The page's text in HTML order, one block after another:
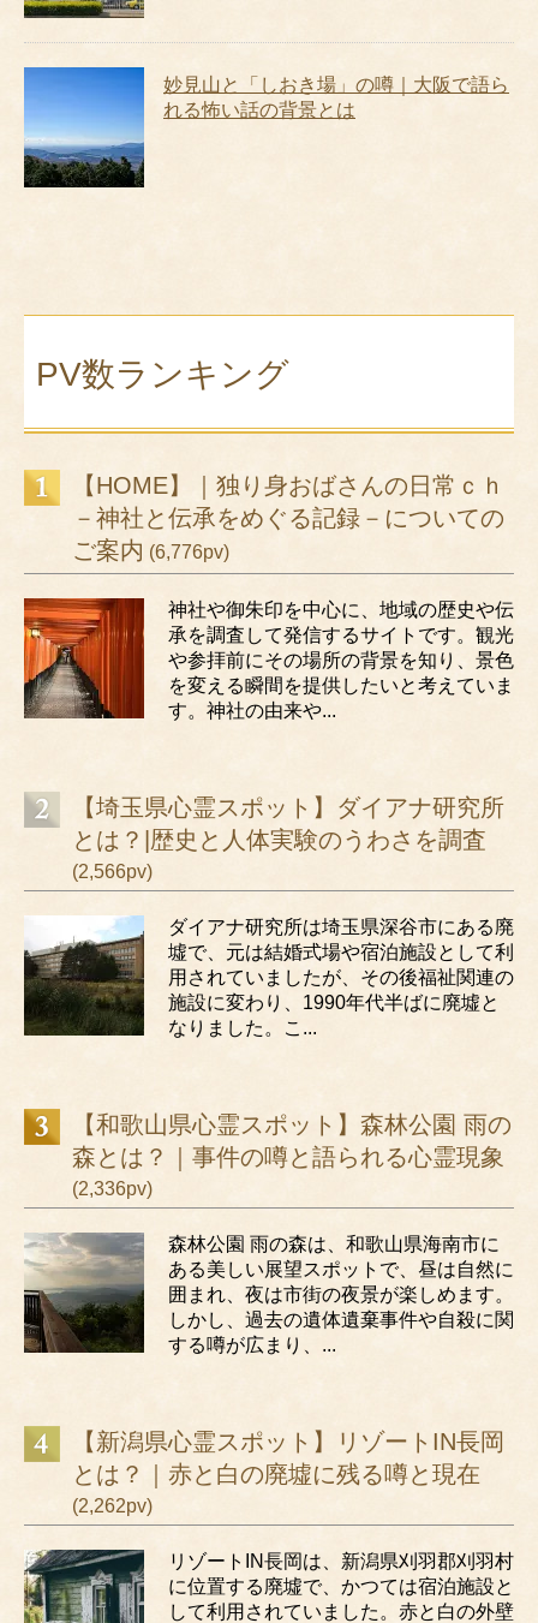
妙見山と「しおき場」の噂｜大阪で語ら
れる怖い話の背景とは
PV数ランキング
【HOME】｜独り身おばさんの日常ｃｈ
－神社と伝承をめぐる記録－についての
ご案内 (6,776pv)
神社や御朱印を中心に、地域の歴史や伝
承を調査して発信するサイトです。観光
や参拝前にその場所の背景を知り、景色
を変える瞬間を提供したいと考えていま
す。神社の由来や...
【埼玉県心霊スポット】ダイアナ研究所
とは？|歴史と人体実験のうわさを調査
(2,566pv)
ダイアナ研究所は埼玉県深谷市にある廃
墟で、元は結婚式場や宿泊施設として利
用されていましたが、その後福祉関連の
施設に変わり、1990年代半ばに廃墟と
なりました。こ...
【和歌山県心霊スポット】森林公園 雨の
森とは？｜事件の噂と語られる心霊現象
(2,336pv)
森林公園 雨の森は、和歌山県海南市に
ある美しい展望スポットで、昼は自然に
囲まれ、夜は市街の夜景が楽しめます。
しかし、過去の遺体遺棄事件や自殺に関
する噂が広まり、...
【新潟県心霊スポット】リゾートIN長岡
とは？｜赤と白の廃墟に残る噂と現在
(2,262pv)
リゾートIN長岡は、新潟県刈羽郡刈羽村
に位置する廃墟で、かつては宿泊施設と
して利用されていました。赤と白の外壁